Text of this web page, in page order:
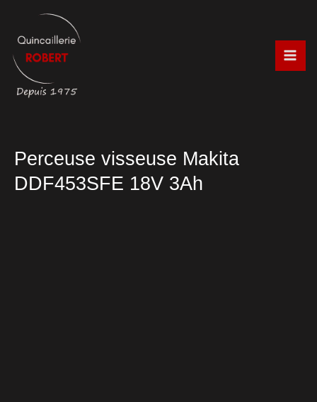
contenu
Perceuse visseuse Makita
DDF453SFE 18V 3Ah